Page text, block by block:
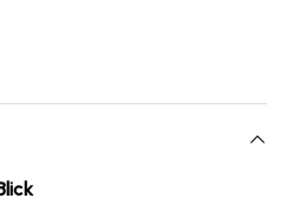
die sektionalen
Tragetasche verstaut
Kit von Puluz eignet sich
Stream oder